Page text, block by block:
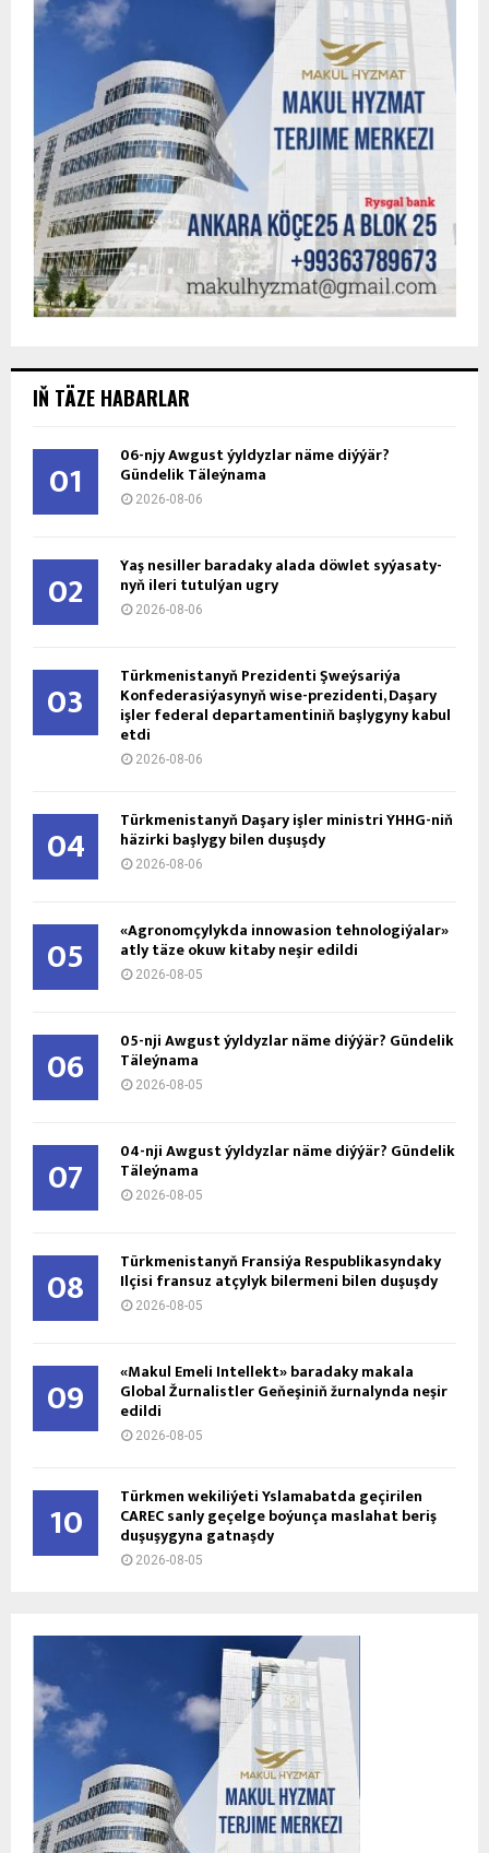
IŇ TÄZE HABARLAR
01 06-njy Awgust ýyldyzlar näme diýýär?
Gündelik Täleýnama
2026-08-06
02 Ýaş ne­sil­ler ba­ra­da­ky ala­da döw­let sy­ýa­sa­ty­
nyň ile­ri tu­tul­ýan ug­ry
2026-08-06
03 Türkmenistanyň Prezidenti Şweýsariýa
Konfederasiýasynyň wise-prezidenti, Daşary
işler federal departamentiniň başlygyny kabul
etdi
2026-08-06
04 Türkmenistanyň Daşary işler ministri ÝHHG-niň
häzirki başlygy bilen duşuşdy
2026-08-06
05 «Agronomçylykda innowasion tehnologiýalar»
atly täze okuw kitaby neşir edildi
2026-08-05
06 05-nji Awgust ýyldyzlar näme diýýär? Gündelik
Täleýnama
2026-08-05
07 04-nji Awgust ýyldyzlar näme diýýär? Gündelik
Täleýnama
2026-08-05
08 Türkmenistanyň Fransiýa Respublikasyndaky
Ilçisi fransuz atçylyk bilermeni bilen duşuşdy
2026-08-05
09 «Makul Emeli Intellekt» baradaky makala
Global Žurnalistler Geňeşiniň žurnalynda neşir
edildi
2026-08-05
10 Türkmen wekiliýeti Yslamabatda geçirilen
CAREC sanly geçelge boýunça maslahat beriş
duşuşygyna gatnaşdy
2026-08-05